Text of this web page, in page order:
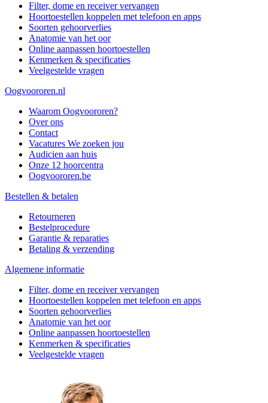
Filter, dome en receiver vervangen
Hoortoestellen koppelen met telefoon en apps
Soorten gehoorverlies
Anatomie van het oor
Online aanpassen hoortoestellen
Kenmerken & specificaties
Veelgestelde vragen
Oogvoororen.nl
Waarom Oogvoororen?
Over ons
Contact
Vacatures We zoeken jou
Audicien aan huis
Onze 12 hoorcentra
Oogvoororen.be
Bestellen & betalen
Retourneren
Bestelprocedure
Garantie & reparaties
Betaling & verzending
Algemene informatie
Filter, dome en receiver vervangen
Hoortoestellen koppelen met telefoon en apps
Soorten gehoorverlies
Anatomie van het oor
Online aanpassen hoortoestellen
Kenmerken & specificaties
Veelgestelde vragen